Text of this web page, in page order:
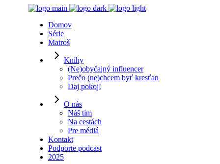
Domov
Série
Matroš
Knihy
(Ne)obyčajný influencer
Prečo (ne)chcem byť kresťan
Daj pokoj!
O nás
Náš tím
Na cestách
Pre médiá
Kontakt
Podporte podcast
2025